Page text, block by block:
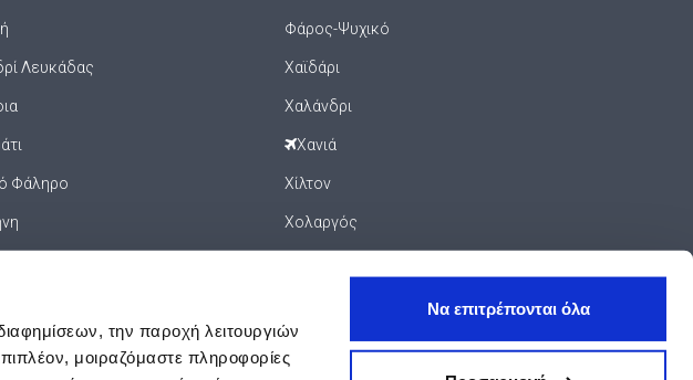
την παροχή λειτουργιών
μοιραζόμαστε πληροφορίες
Να επιτρέπονται όλα
Λευκάδας
Φάληρο
Φάρος-Ψυχικό
Χαϊδάρι
Χαλάνδρι
Χανιά
Χίλτον
Χολαργός
Ωνάσειο - Ίδρυμα Νιάρχος